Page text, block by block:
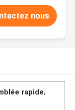
nous
rapide,